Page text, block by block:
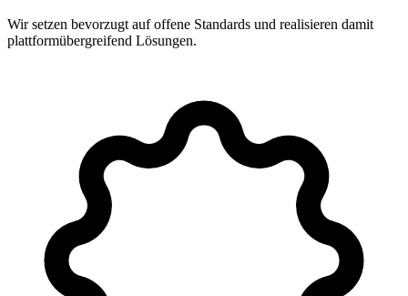
Wir setzen bevorzugt auf offene Standards und realisieren damit
plattformübergreifend Lösungen.